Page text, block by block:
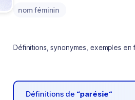
nom féminin
Définitions, synonymes, exemples en
Définitions de “parésie“